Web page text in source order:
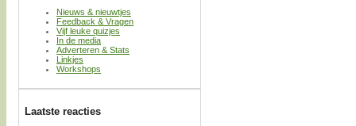
Nieuws & nieuwtjes
Feedback & Vragen
Vijf leuke quizjes
In de media
Adverteren & Stats
Linkjes
Workshops
Laatste reacties